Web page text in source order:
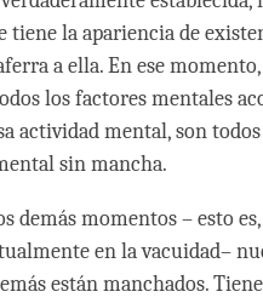
tiene la apariencia de
a ella. En ese
los factores mentales
actividad mental, son
sin mancha.
demás momentos – esto
en la vacuidad–
están manchados.